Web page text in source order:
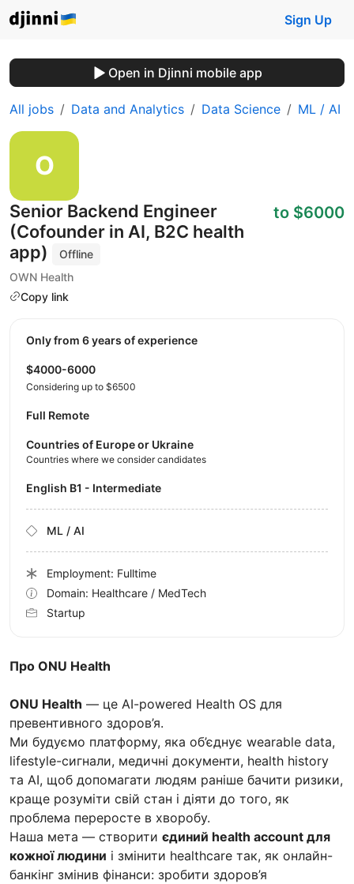
Sign Up
Open in Djinni mobile app
All jobs Data and Analytics Data Science ML / AI
Senior Backend Engineer
(Cofounder in AI, B2C health
app)
Offline
OWN Health
Copy link
to $6000
Про ONU Health
ONU Health — це AI-powered Health OS для
превентивного здоров’я.
Ми будуємо платформу, яка об’єднує wearable data,
lifestyle-сигнали, медичні документи, health history
та AI, щоб допомагати людям раніше бачити ризики,
краще розуміти свій стан і діяти до того, як
проблема переросте в хворобу.
Наша мета — створити єдиний health account для
кожної людини і змінити healthcare так, як онлайн-
банкінг змінив фінанси: зробити здоров’я
Only from 6 years of experience
$4000-6000
Considering up to $6500
Full Remote
Countries of Europe or Ukraine
Countries where we consider candidates
English B1 - Intermediate
ML / AI
Employment: Fulltime
Domain: Healthcare / MedTech
Startup